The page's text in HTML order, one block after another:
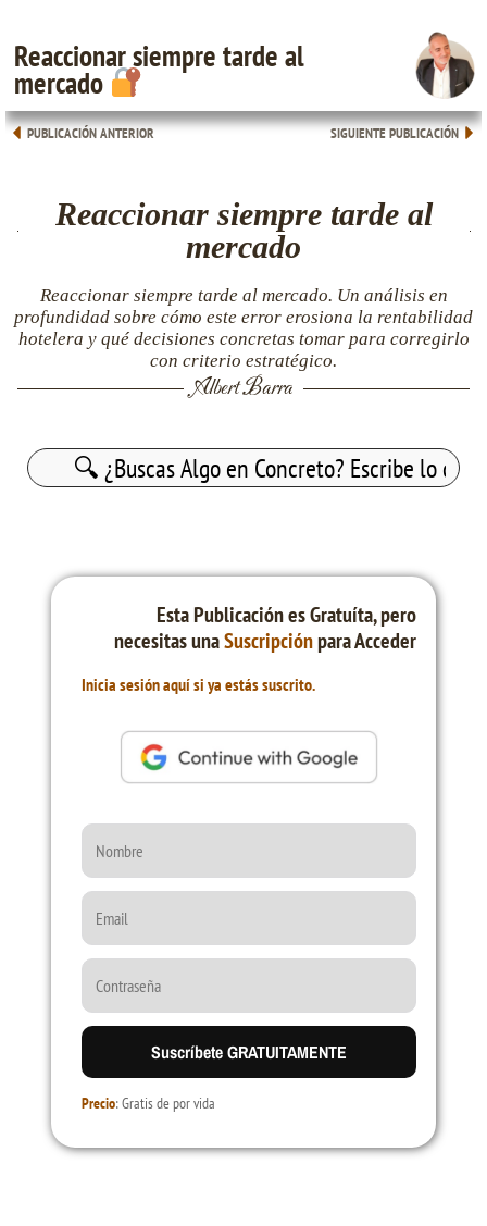
Reaccionar siempre tarde al
mercado
PUBLICACIÓN ANTERIOR SIGUIENTE PUBLICACIÓN
Reaccionar siempre tarde al
mercado
Reaccionar siempre tarde al mercado. Un análisis en
profundidad sobre cómo este error erosiona la rentabilidad
hotelera y qué decisiones concretas tomar para corregirlo
con criterio estratégico.
Albert Barra
Buscar:
Esta Publicación es Gratuíta, pero
necesitas unaSuscripciónpara Acceder
Inicia sesión aquí si ya estás suscrito.
Suscríbete GRATUITAMENTE
Precio: Gratis de por vida